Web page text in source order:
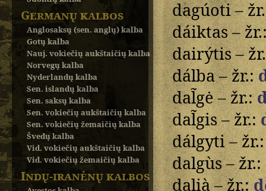
Germanų kalbos
Anglosaksų (sen. anglų) kalba
Gotų kalba
Nauj. vokiečių aukštaičių kalba
Norvegų kalba
Nyderlandų kalba
Sen. islandų kalba
Sen. saksų kalba
Sen. vokiečių aukštaičių kalba
Sen. vokiečių žemaičių kalba
Švedų kalba
Vid. vokiečių aukštaičių kalba
Vid. vokiečių žemaičių kalba
Indų-iranėnų kalbos
dagúoti –
dáiktas –
dairýtis –
dálba – žr.:
dal̃gė – žr.:
dal̃gis – žr.:
dálgyti –
dalgùs – žr.:
dalià – žr.: